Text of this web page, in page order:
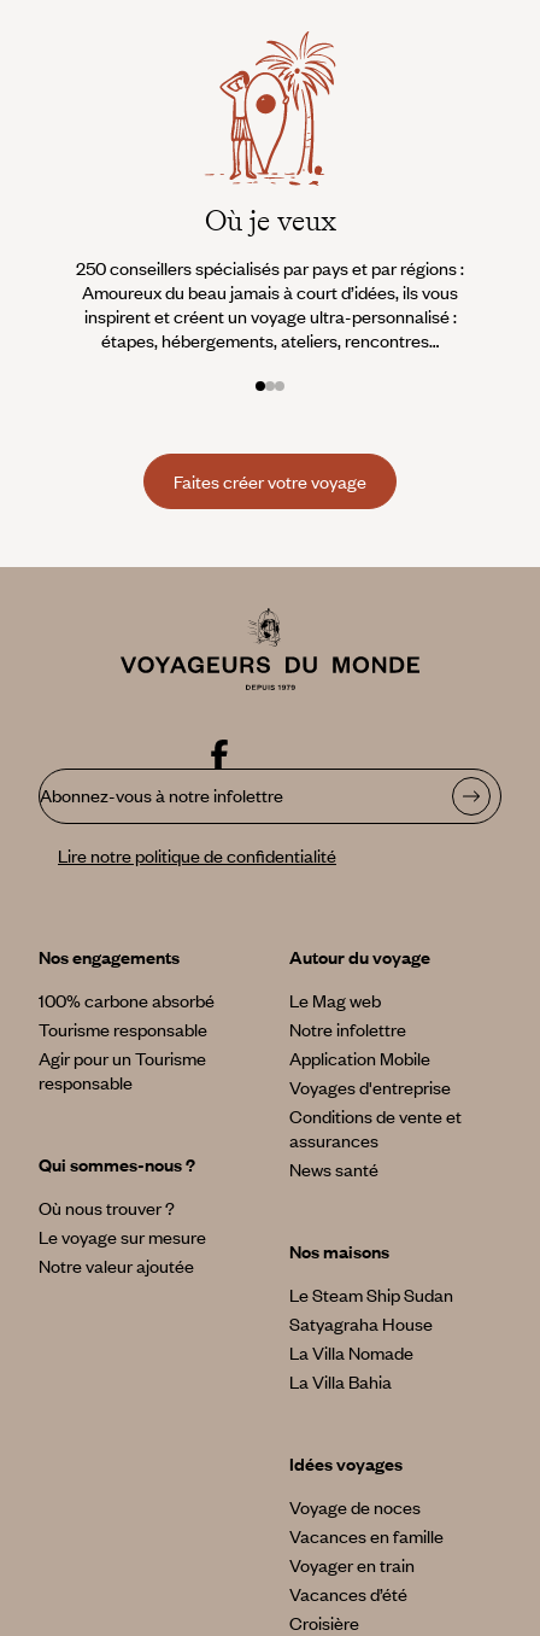
Où je veux
250 conseillers spécialisés par pays et par régions :
Amoureux du beau jamais à court d’idées, ils vous
inspirent et créent un voyage ultra-personnalisé :
étapes, hébergements, ateliers, rencontres…
Faites créer votre voyage
Abonnez-vous à notre infolettre
Lire notre politique de confidentialité
Nos engagements
100% carbone absorbé
Tourisme responsable
Agir pour un Tourisme
responsable
Qui sommes-nous ?
Où nous trouver ?
Le voyage sur mesure
Notre valeur ajoutée
Autour du voyage
Le Mag web
Notre infolettre
Application Mobile
Voyages d'entreprise
Conditions de vente et
assurances
News santé
Nos maisons
Le Steam Ship Sudan
Satyagraha House
La Villa Nomade
La Villa Bahia
Idées voyages
Voyage de noces
Vacances en famille
Voyager en train
Vacances d’été
Croisière